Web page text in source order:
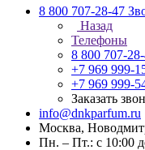
8 800 707-28-47
Назад
Телефоны
8 800 707-
+7 969 999-
+7 969 999-
Заказать
info@dnkparfum.ru
Москва,
Пн. – Пт.: с 10:00